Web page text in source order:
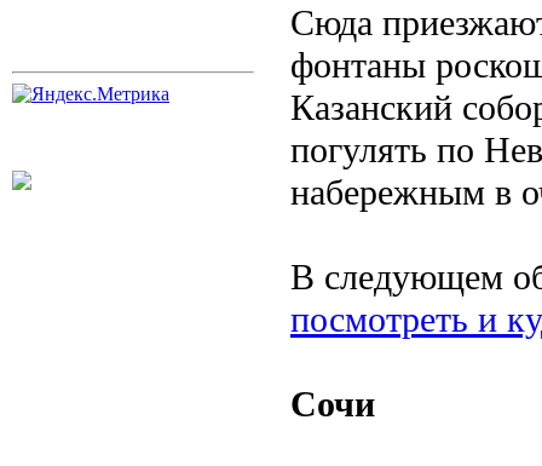
Сюда
фонтаны
Казанский
погулять по
набережным в
В следующем
посмотреть и
Сочи